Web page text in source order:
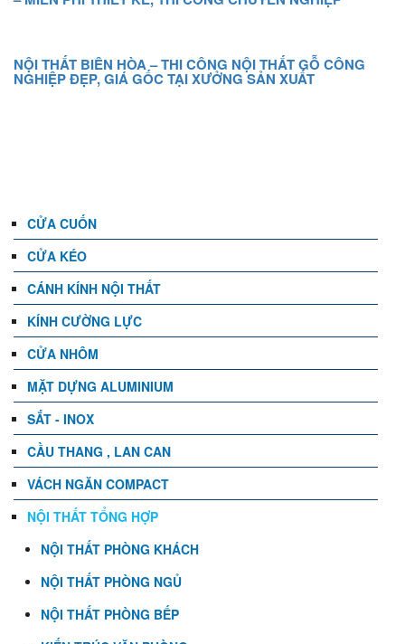
NỘI THẤT BIÊN HÒA – THI CÔNG NỘI THẤT GỖ CÔNG
NGHIỆP ĐẸP, GIÁ GỐC TẠI XƯỞNG SẢN XUẤT
CỬA CUỐN
CỬA KÉO
CÁNH KÍNH NỘI THẤT
KÍNH CƯỜNG LỰC
CỬA NHÔM
MẶT DỰNG ALUMINIUM
SẮT - INOX
CẦU THANG , LAN CAN
VÁCH NGĂN COMPACT
NỘI THẤT TỔNG HỢP
NỘI THẤT PHÒNG KHÁCH
NỘI THẤT PHÒNG NGỦ
NỘI THẤT PHÒNG BẾP